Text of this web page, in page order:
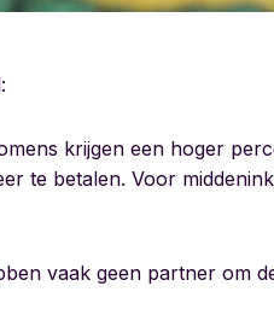
krijgen een hoger
te betalen. Voor
vaak geen partner om